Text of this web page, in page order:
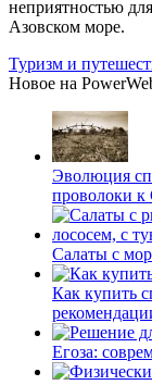
неприятностью
Азовском море.
Туризм и
Новое на
Эволюция
проволоки к
Салаты с
Как купить
Егоза: